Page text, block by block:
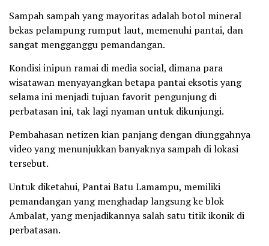
Sampah sampah yang mayoritas adalah botol mineral
bekas pelampung rumput laut, memenuhi pantai, dan
sangat mengganggu pemandangan.
Kondisi inipun ramai di media social, dimana para
wisatawan menyayangkan betapa pantai eksotis yang
selama ini menjadi tujuan favorit pengunjung di
perbatasan ini, tak lagi nyaman untuk dikunjungi.
Pembahasan netizen kian panjang dengan diunggahnya
video yang menunjukkan banyaknya sampah di lokasi
tersebut.
Untuk diketahui, Pantai Batu Lamampu, memiliki
pemandangan yang menghadap langsung ke blok
Ambalat, yang menjadikannya salah satu titik ikonik di
perbatasan.